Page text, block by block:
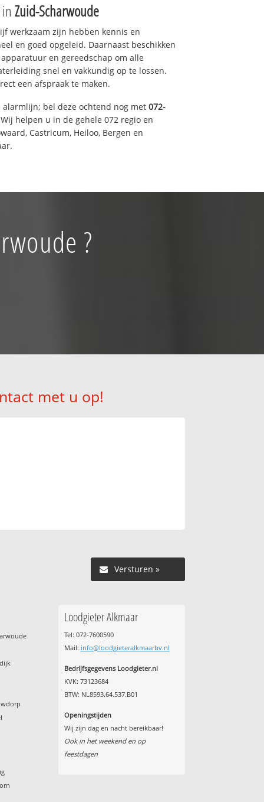
Zuid-Scharwoude
werkzaam zijn hebben kennis en
en goed opgeleid. Daarnaast beschikken
en gereedschap om alle
snel en vakkundig op te lossen.
een afspraak te maken.
alarmlijn; bel deze ochtend nog met 072-
helpen u in de gehele 072 regio en
Castricum, Heiloo, Bergen en
?
met u op!
Versturen »
Loodgieter Alkmaar
Tel: 072-7600590
Mail: info@loodgieteralkmaarbv.nl
Bedrijfsgegevens Loodgieter.nl
KVK: 73123684
BTW: NL8593.64.537.B01
Openingstijden
Wij zijn dag en nacht bereikbaar!
Ook in het weekend en op
feestdagen